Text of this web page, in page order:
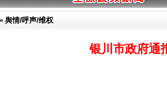
舆情/呼声/维权
银川市政府通